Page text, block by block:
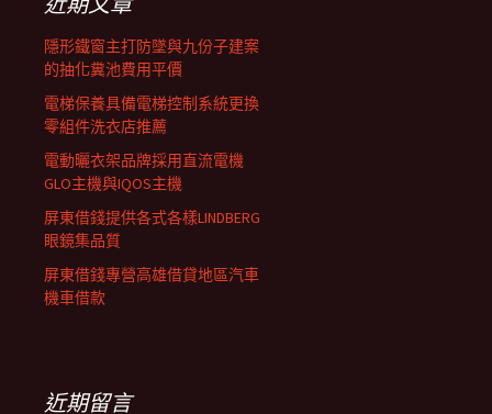
隱形鐵窗主打防墜與九份子建案
的抽化糞池費用平價
電梯保養具備電梯控制系統更換
零組件洗衣店推薦
電動曬衣架品牌採用直流電機
GLO主機與IQOS主機
屏東借錢提供各式各樣LINDBERG
眼鏡集品質
屏東借錢專營高雄借貸地區汽車
機車借款
近期留言